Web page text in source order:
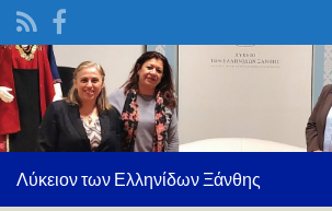
Search for:
Λύκειον των Ελληνίδων Ξάνθης